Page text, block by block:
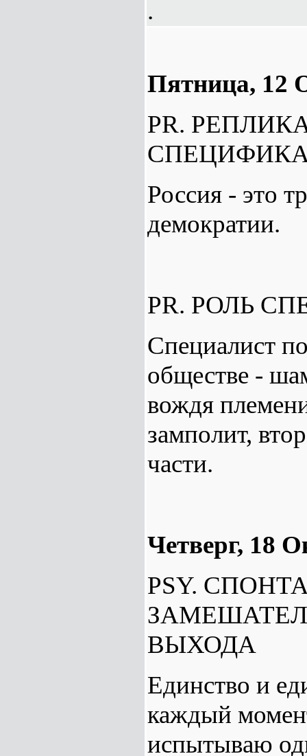
.
Пятница, 12
PR.
Россия - это
демократии.
PR. РОЛЬ
Специалист
обществе -
вождя
замполит,
части.
Четверг, 18
PSY.
ВЫХОДА
Единство и
каждый
испытываю